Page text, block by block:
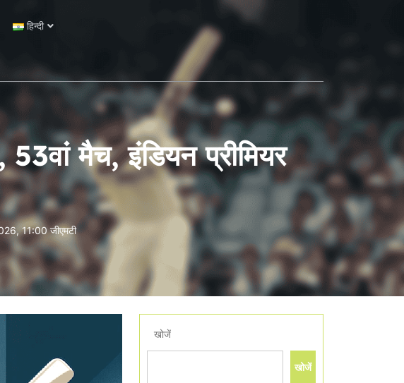
हिन्दी
मैच, इंडियन प्रीमियर
11:00 जीएमटी
खोजें
खोजें